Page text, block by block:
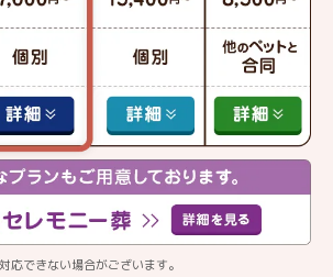
できない場合がございます。